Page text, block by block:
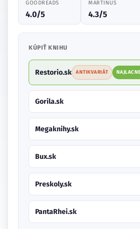
GOODREADS
4.0/5
MARTINUS
4.3/5
KÚPIŤ KNIHU
Restorio.sk ANTIKVARIÁT
Gorila.sk
Megaknihy.sk
Bux.sk
Preskoly.sk
PantaRhei.sk